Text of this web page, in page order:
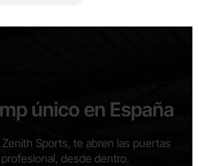
único en España
Zenith Sports, te abren las puertas
desde dentro.